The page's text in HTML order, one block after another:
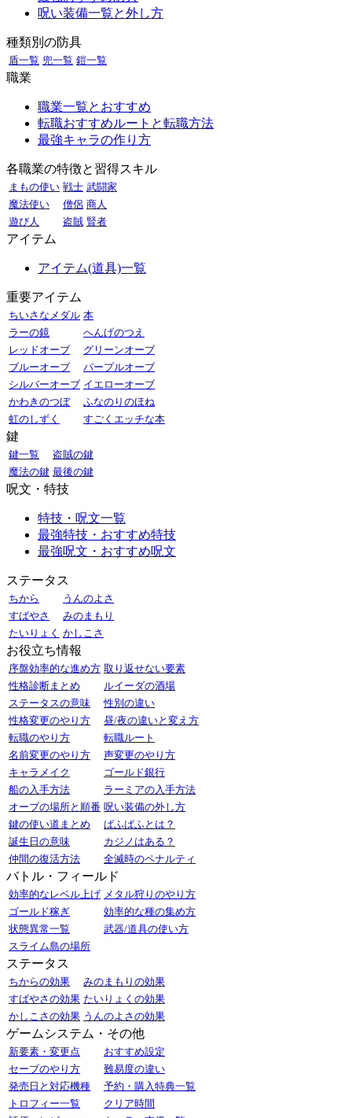
呪い装備一覧と外し方
種類別の防具
盾一覧 兜一覧 鎧一覧
職業
職業一覧とおすすめ
転職おすすめルートと転職方法
最強キャラの作り方
各職業の特徴と習得スキル
まもの使い 戦士 武闘家
魔法使い
僧侶 商人
遊び人
盗賊 賢者
アイテム
アイテム(道具)一覧
重要アイテム
ちいさなメダル 本
ラーの鏡
へんげのつえ
レッドオーブ
グリーンオーブ
ブルーオーブ
パープルオーブ
シルバーオーブ イエローオーブ
かわきのつぼ
ふなのりのほね
虹のしずく
すごくエッチな本
鍵
鍵一覧
盗賊の鍵
魔法の鍵 最後の鍵
呪文・特技
特技・呪文一覧
最強特技・おすすめ特技
最強呪文・おすすめ呪文
ステータス
ちから
うんのよさ
すばやさ
みのまもり
たいりょく かしこさ
お役立ち情報
序盤効率的な進め方 取り返せない要素
性格診断まとめ
ルイーダの酒場
ステータスの意味
性別の違い
性格変更のやり方
昼/夜の違いと変え方
転職のやり方
転職ルート
名前変更のやり方
声変更のやり方
キャラメイク
ゴールド銀行
船の入手方法
ラーミアの入手方法
オーブの場所と順番 呪い装備の外し方
鍵の使い道まとめ
ぱふぱふとは？
誕生日の意味
カジノはある？
仲間の復活方法
全滅時のペナルティ
バトル・フィールド
効率的なレベル上げ メタル狩りのやり方
ゴールド稼ぎ
効率的な種の集め方
状態異常一覧
武器/道具の使い方
スライム島の場所
ステータス
ちからの効果
みのまもりの効果
すばやさの効果 たいりょくの効果
かしこさの効果 うんのよさの効果
ゲームシステム・その他
新要素・変更点
おすすめ設定
セーブのやり方
難易度の違い
発売日と対応機種
予約・購入特典一覧
トロフィー一覧
クリア時間